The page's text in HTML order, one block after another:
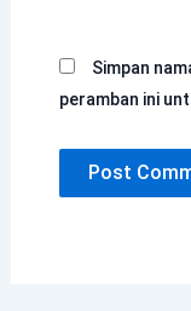
Simpan
peramban ini